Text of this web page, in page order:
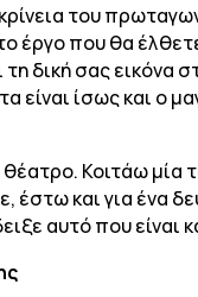
του
έργο που θα
τη δική σας εικόνα
είναι ίσως και ο
Κοιτάω μία
έστω και για ένα
αυτό που είναι